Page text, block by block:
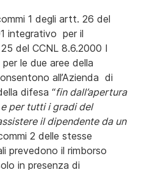
1 degli artt. 26 del
integrativo per il
del CCNL 8.6.2000 I
le due aree della
all’Azienda di
difesa “fin dall’apertura
per tutti i gradi del
il dipendente da un
2 delle stesse
prevedono il rimborso
in presenza di